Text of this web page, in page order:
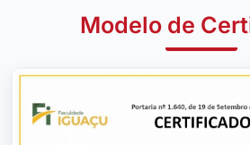
Modelo de